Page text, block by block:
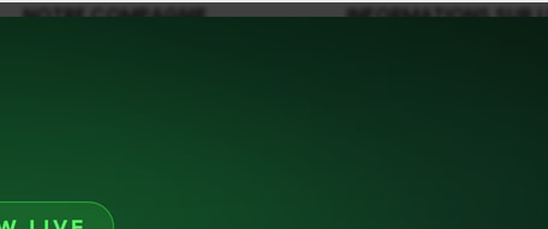
NOTRE COMPAGNIE
D'utilisation
INFORMATIONS SUR